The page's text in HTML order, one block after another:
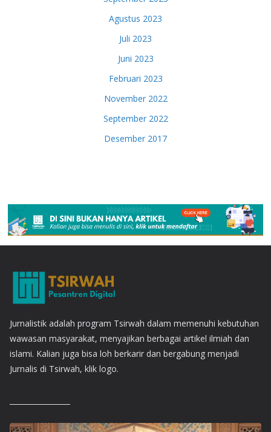
Agustus 2023
Juli 2023
Juni 2023
Februari 2023
November 2022
September 2022
Desember 2017
Jurnalistik adalah program Tsirwah dalam memenuhi kebutuhan
wawasan masyarakat, menyajikan berbagai artikel ilmiah dan
islami. Kalian juga bisa loh berkarir dan bergabung menjadi
Jurnalis di Tsirwah, klik logo.